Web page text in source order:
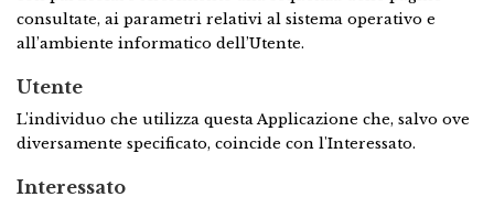
consultate, ai parametri relativi al sistema operativo e
all’ambiente informatico dell’Utente.
Utente
L'individuo che utilizza questa Applicazione che, salvo ove
diversamente specificato, coincide con l'Interessato.
Interessato